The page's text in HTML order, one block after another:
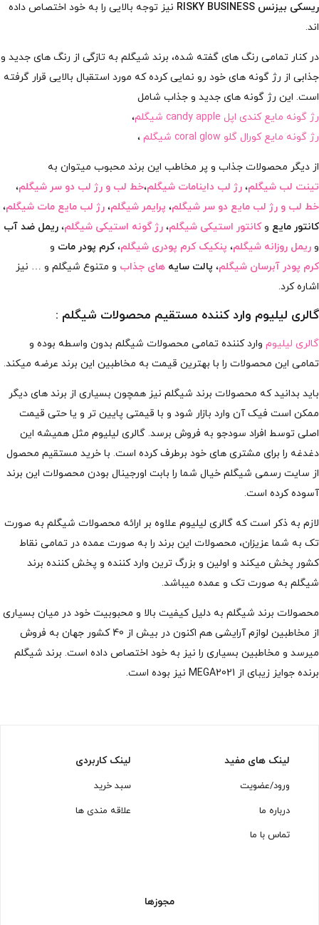
ریسکی بیزنس RISKY BUSINESS
نیز توجه بالایی را به خود اختصاص داده
اند.
در کنار تمامی رنگ های گفته شده، برند شیگلم به تازگی از رنگ های جدید و
جذابی از رژ گونه های خود رو نمایی کرده که مورد استقبال بالایی قرار گرفته
است. این رژ گونه های جدید و جذاب شامل
رژ گونه مایع کندی اپل candy apple شیگلم
،
رژ گونه مایع کورال گلو coral glow شیگلم
،
از دیگر محصولات جذاب و پر مخاطب این برند محبوب میتوان به
تینت لب شیگلم، رژ لب داینامات شیگلم،خط لب و رژ لب دو سر شیگلم،
خط لب و رژ لب مایع دو سر شیگلم، پرایمر شیگلم، رژ لب مایع مات شیگلم،
کانتور مایع وکانتور استیکی شیگلم، رژ گونه استیکی شیگلم، ریمل ضد آب
و ریمل روزانه شیگلم، پنکیک کرم پودری شیگلم،کرم پودر مات و
کرم پودر آبرسان شیگلم، پالت سایه های جذاب و متنوع شیگلم و … نیز
اشاره کرد.
گالری لیلیوم وارد کننده مستقیم محصولات شیگلم :
گالری لیلیوم وارد کننده تمامی محصولات شیگلم بدون واسطه بوده و
تمامی این محصولات را با بهترین قیمت به مخاطبین این برند عرضه میکند.
باید بدانید که محصولات برند شیگلم نیز همچون بسیاری از برند های دیگر
ممکن است فیک آن وارد بازار شود و با قیمتی پایین تر و یا حتی قیمت
اصلی توسط افراد سودجو به فروش برسد. گالری لیلیوم مثل همیشه این
دغدغه را برای مشتری های خود برطرف کرده است. با خرید مستقیم محصول
از سایت رسمی شیگلم خیال شما را بابت اورجینال بودن محصولات این برند
آسوده کرده است.
لازم به ذکر است که گالری لیلیوم علاوه بر ارائه محصولات شیگلم به صورت
تک به شما عزیزان، محصولات این برند را به صورت عمده در تمامی نقاط
کشور پخش میکند و اولین و بزرگ ترین وارد کننده و پخش کننده برند
شیگلم به صورت تک و عمده میباشد.
محصولات برند شیگلم به دلیل کیفیت بالا و محبوبیت خود در میان بسیاری
از مخاطبین لوازم آرایشی هم اکنون در بیش از 40 کشور جهان به فروش
میرسد و مخاطبین بسیاری را نیز به خود اختصاص داده است. برند شیگلم
برنده جوایز زیبای از MEGA2021 نیز بوده است.
لینک های مفید
ورود/عضویت
درباره ما
تماس با ما
لینک کاربردی
سبد خرید
علاقه مندی ها
مجوزها